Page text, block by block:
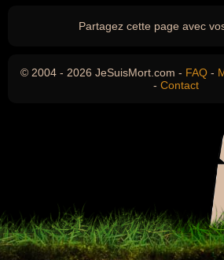
Partagez cette page avec
© 2004 - 2026 JeSuisMort.com - FAQ -
- Contact